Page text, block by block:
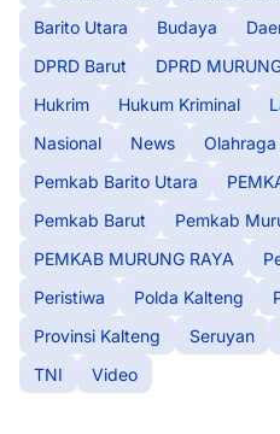
Barito Utara
Budaya
DPRD Barut
DPRD
Hukrim
Hukum Kriminal
Nasional
News Olahraga
Pemkab Barito Utara
Pemkab Barut
Pemkab
PEMKAB MURUNG RAYA
Peristiwa
Polda Kalteng
Provinsi Kalteng
Seruyan
TNI
Video